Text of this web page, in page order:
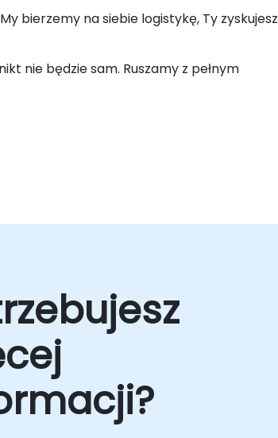
bierzemy na siebie logistykę, Ty zyskujesz
nie będzie sam. Ruszamy z pełnym